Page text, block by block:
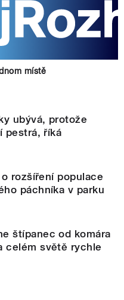
místě
ubývá, protože
pestrá, říká
rozšíření populace
páchníka v parku
štípanec od komára
celém světě rychle